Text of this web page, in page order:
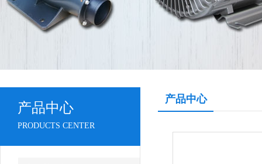
产品中心
PRODUCTS CENTER
产品中心